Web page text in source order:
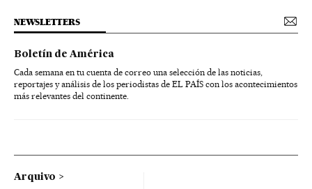
NEWSLETTERS
Boletín de América
Cada semana en tu cuenta de correo una selección de las noticias,
reportajes y análisis de los periodistas de EL PAÍS con los acontecimientos
más relevantes del continente.
Arquivo